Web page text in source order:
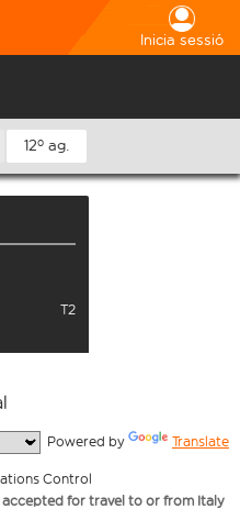
Inicia sessió
12º ag.
T2
Powered by Translate
Control
for travel to or from Italy